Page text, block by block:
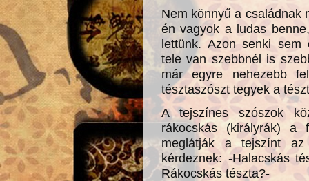
Nem könnyű a családnak
én vagyok a ludas
lettünk. Azon senki sem
tele van szebbnél is
már egyre nehezebb
tésztaszószt tegyek a
A tejszínes szószok
rákocskás (királyrák)
meglátják a tejszínt
kérdeznek: -Halacskás
Rákocskás tészta?-